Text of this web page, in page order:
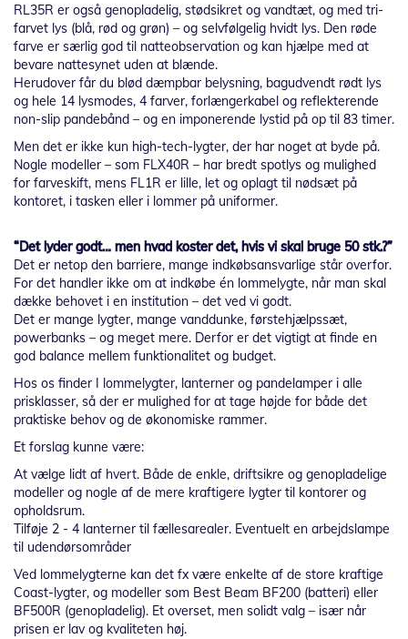
RL35R er også genopladelig, stødsikret og vandtæt, og med tri-
farvet lys (blå, rød og grøn) – og selvfølgelig hvidt lys. Den røde
farve er særlig god til natteobservation og kan hjælpe med at
bevare nattesynet uden at blænde.
Herudover får du blød dæmpbar belysning, bagudvendt rødt lys
og hele 14 lysmodes, 4 farver, forlængerkabel og reflekterende
non-slip pandebånd – og en imponerende lystid på op til 83 timer.
Men det er ikke kun high-tech-lygter, der har noget at byde på.
Nogle modeller – som FLX40R – har bredt spotlys og mulighed
for farveskift, mens FL1R er lille, let og oplagt til nødsæt på
kontoret, i tasken eller i lommer på uniformer.
“Det lyder godt… men hvad koster det, hvis vi skal bruge 50 stk.?”
Det er netop den barriere, mange indkøbsansvarlige står overfor.
For det handler ikke om at indkøbe én lommelygte, når man skal
dække behovet i en institution – det ved vi godt.
Det er mange lygter, mange vanddunke, førstehjælpssæt,
powerbanks – og meget mere. Derfor er det vigtigt at finde en
god balance mellem funktionalitet og budget.
Hos os finder I lommelygter, lanterner og pandelamper i alle
prisklasser, så der er mulighed for at tage højde for både det
praktiske behov og de økonomiske rammer.
Et forslag kunne være:
At vælge lidt af hvert. Både de enkle, driftsikre og genopladelige
modeller og nogle af de mere kraftigere lygter til kontorer og
opholdsrum.
Tilføje 2 - 4 lanterner til fællesarealer. Eventuelt en arbejdslampe
til udendørsområder
Ved lommelygterne kan det fx være enkelte af de store kraftige
Coast-lygter, og modeller som Best Beam BF200 (batteri) eller
BF500R (genopladelig). Et overset, men solidt valg – især når
prisen er lav og kvaliteten høj.